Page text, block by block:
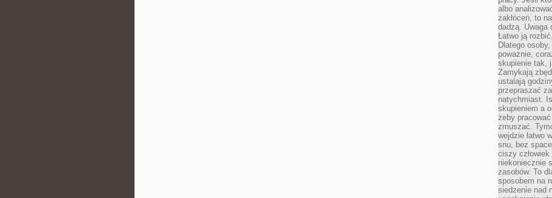
albo
zakłóceń, to
dadzą. Uwaga
Łatwo ją
Dlatego
poważnie,
skupienie tak,
Zamykają
ustalają
przepraszać
natychmiast.
skupieniem a
żeby
zmuszać.
wejdzie łatwo
snu, bez
ciszy
niekoniecznie
zasobów. To
sposobem na
siedzenie nad